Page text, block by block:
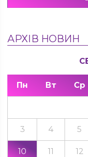
АРХІВ НОВИН
Пн Вт Ср
3 4 5
10 11 12